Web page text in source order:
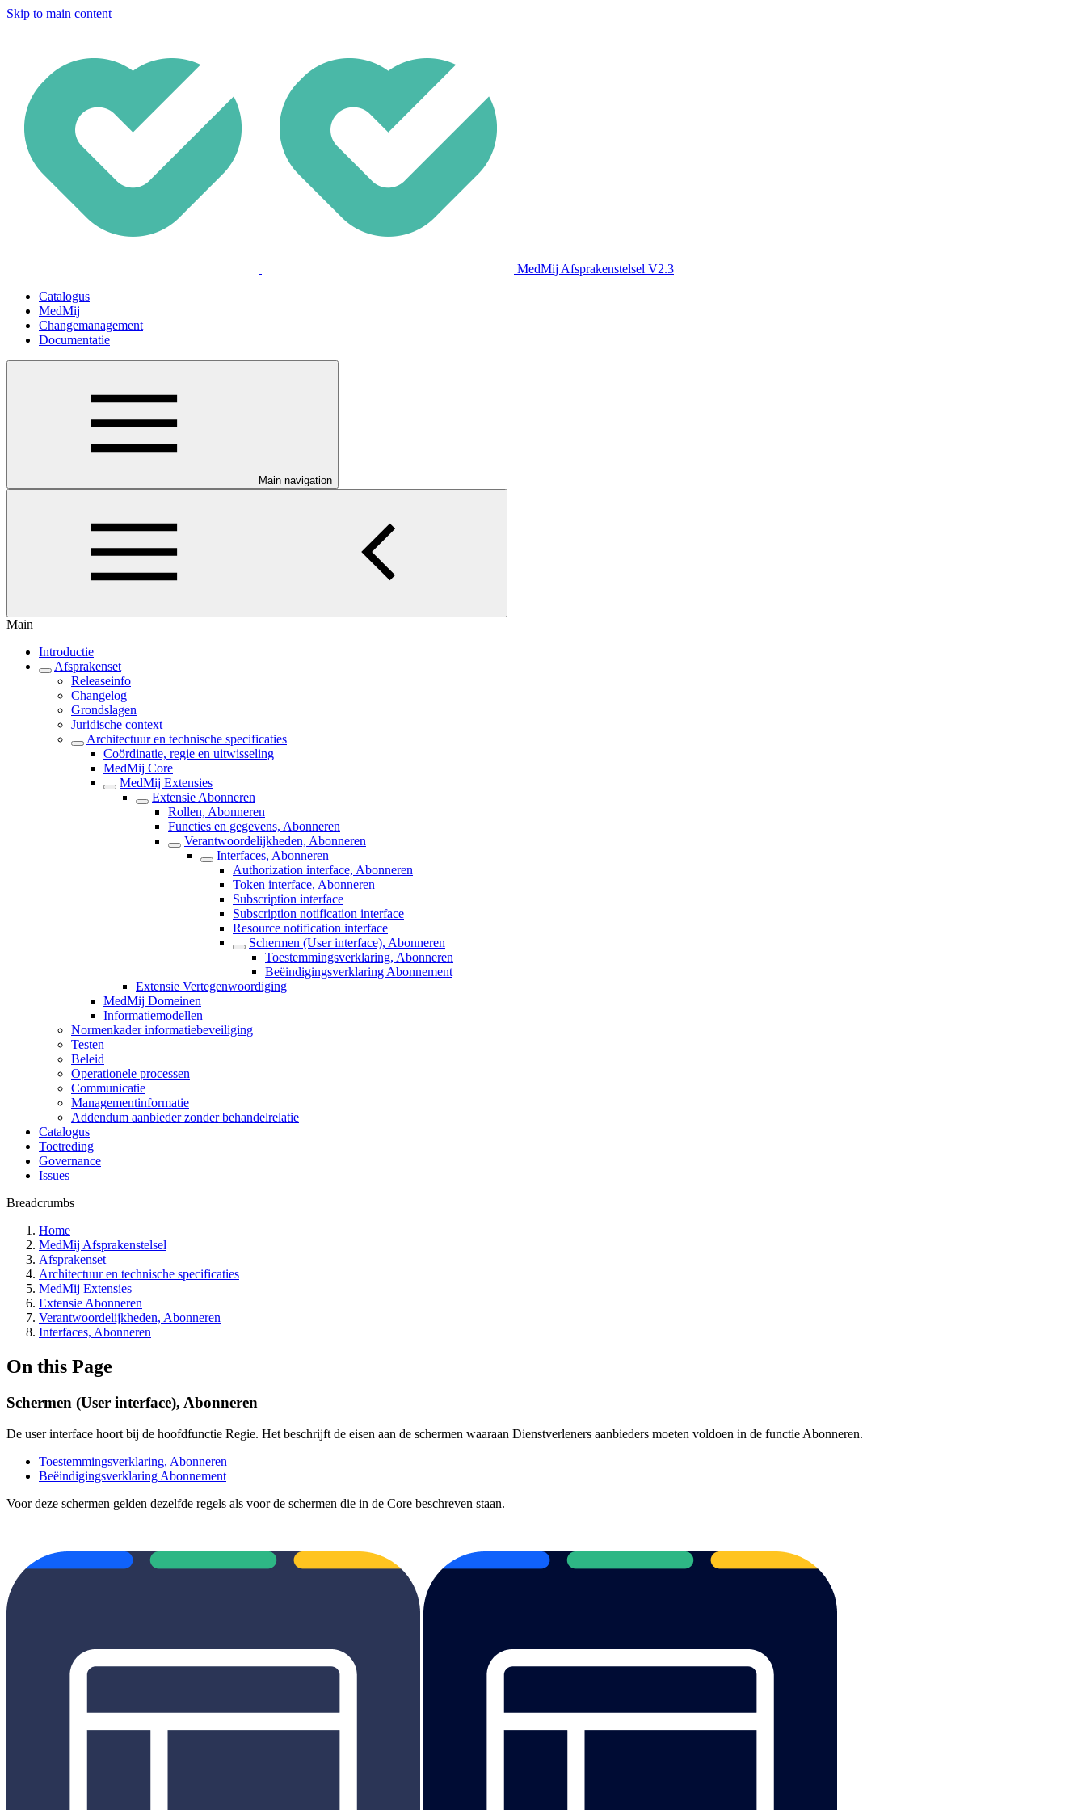
Skip to main content
MedMij Afsprakenstelsel V2.3
Catalogus
MedMij
Changemanagement
Documentatie
Main navigation
Main
Introductie
Afsprakenset
Releaseinfo
Changelog
Grondslagen
Juridische context
Architectuur en technische specificaties
Coördinatie, regie en uitwisseling
MedMij Core
MedMij Extensies
Extensie Abonneren
Rollen, Abonneren
Functies en gegevens, Abonneren
Verantwoordelijkheden, Abonneren
Interfaces, Abonneren
Authorization interface, Abonneren
Token interface, Abonneren
Subscription interface
Subscription notification interface
Resource notification interface
Schermen (User interface), Abonneren
Toestemmingsverklaring, Abonneren
Beëindigingsverklaring Abonnement
Extensie Vertegenwoordiging
MedMij Domeinen
Informatiemodellen
Normenkader informatiebeveiliging
Testen
Beleid
Operationele processen
Communicatie
Managementinformatie
Addendum aanbieder zonder behandelrelatie
Catalogus
Toetreding
Governance
Issues
Breadcrumbs
Home
MedMij Afsprakenstelsel
Afsprakenset
Architectuur en technische specificaties
MedMij Extensies
Extensie Abonneren
Verantwoordelijkheden, Abonneren
Interfaces, Abonneren
On this Page
Schermen (User interface), Abonneren
De user interface hoort bij de hoofdfunctie Regie. Het beschrijft de eisen aan de schermen waaraan Dienstverleners aanbieders moeten voldoen in de functie Abonneren.
Toestemmingsverklaring, Abonneren
Beëindigingsverklaring Abonnement
Voor deze schermen gelden dezelfde regels als voor de schermen die in de Core beschreven staan.